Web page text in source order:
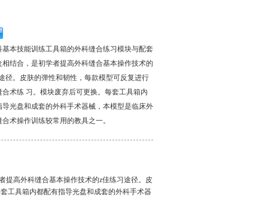
基本技能训练工具箱的外科缝合练习模块与配套
相结合，是初学者提高外科缝合基本操作技术的
径。皮肤的弹性和韧性，每款模型可反复进行
合术练 习。模块废弃后可更换。每套工具箱内
导光盘和成套的外科手术器械，本模型是临床外
术操作训练较常用的教具之一。
提高外科缝合基本操作技术的z佳练习途径。皮
工具箱内都配有指导光盘和成套的外科手术器